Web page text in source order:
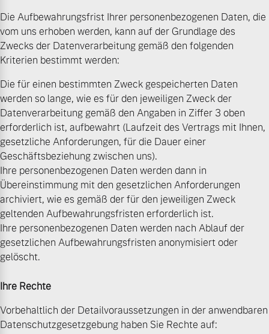
Die Aufbewahrungsfrist Ihrer personenbezogenen Daten, die
vom uns erhoben werden, kann auf der Grundlage des
Zwecks der Datenverarbeitung gemäß den folgenden
Kriterien bestimmt werden:
Die für einen bestimmten Zweck gespeicherten Daten
werden so lange, wie es für den jeweiligen Zweck der
Datenverarbeitung gemäß den Angaben in Ziffer 3 oben
erforderlich ist, aufbewahrt (Laufzeit des Vertrags mit Ihnen,
gesetzliche Anforderungen, für die Dauer einer
Geschäftsbeziehung zwischen uns).
Ihre personenbezogenen Daten werden dann in
Übereinstimmung mit den gesetzlichen Anforderungen
archiviert, wie es gemäß der für den jeweiligen Zweck
geltenden Aufbewahrungsfristen erforderlich ist.
Ihre personenbezogenen Daten werden nach Ablauf der
gesetzlichen Aufbewahrungsfristen anonymisiert oder
gelöscht.
Ihre Rechte
Vorbehaltlich der Detailvoraussetzungen in der anwendbaren
Datenschutzgesetzgebung haben Sie Rechte auf: